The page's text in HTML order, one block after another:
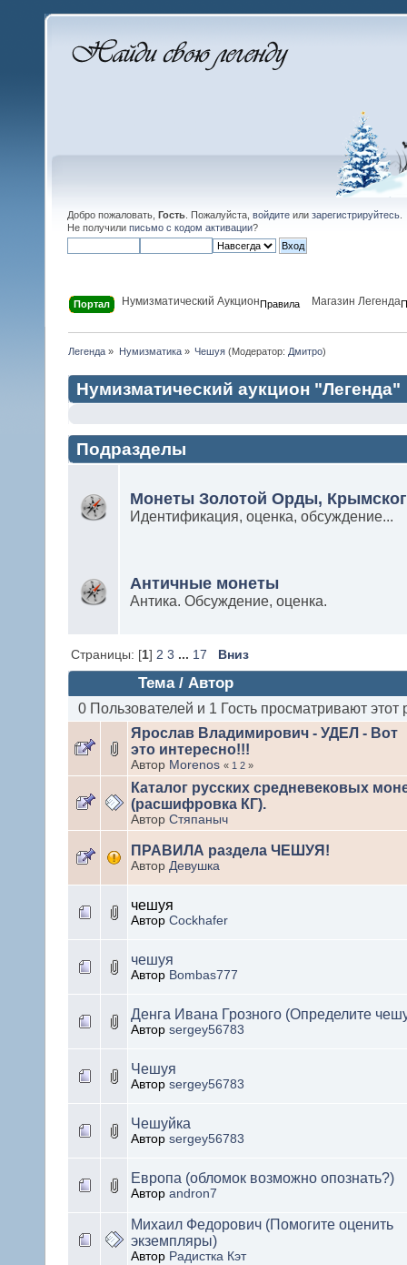
Добро пожаловать, Гость . Пожалуйста, войдите или зарегистрируйтесь
Не получили письмо с кодом активации?
Портал Нумизматический АукционПравила Магазин Легенда
Легенда » Нумизматика» Чешуя(Модератор: Дмитро)
Нумизматический аукцион "Легенда"
Подразделы
Монеты Золотой Орды,
Идентификация, оценка, обсуждение...
Античные монеты
Антика. Обсуждение, оценка.
Страницы: [1] 2 3 ... 17 Вниз
Тема/ Автор
0 Пользователей и 1 Гость просматривают этот
Ярослав Владимирович - УДЕЛ - Вот
это интересно!!!
Автор Morenos « 1 2 »
Каталог русских средневековых
(расшифровка КГ).
Автор Стяпаныч
ПРАВИЛА раздела ЧЕШУЯ!
Автор Девушка
чешуя
Автор Cockhafer
чешуя
Автор Bombas777
Денга Ивана Грозного (Определите
Автор sergey56783
Чешуя
Автор sergey56783
Чешуйка
Автор sergey56783
Европа (обломок возможно опознать?)
Автор andron7
Михаил Федорович (Помогите оценить
экземпляры)
Автор Радистка Кэт